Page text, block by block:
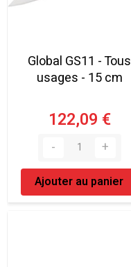
Global GS11 - Tous
usages - 15 cm
122,09 €
Ajouter au panier